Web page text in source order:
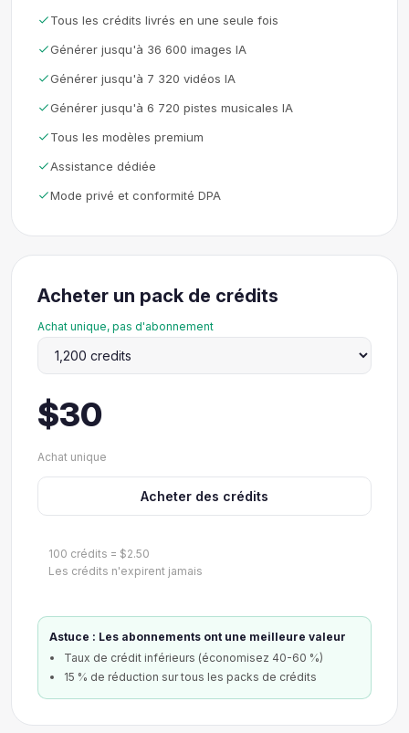
Tous les crédits livrés en une seule fois
Générer jusqu'à 36 600 images IA
Générer jusqu'à 7 320 vidéos IA
Générer jusqu'à 6 720 pistes musicales IA
Tous les modèles premium
Assistance dédiée
Mode privé et conformité DPA
Acheter un pack de crédits
Achat unique, pas d'abonnement
$30
Achat unique
Acheter des crédits
100 crédits = $2.50
Les crédits n'expirent jamais
Astuce : Les abonnements ont une meilleure valeur
Taux de crédit inférieurs (économisez 40-60 %)
15 % de réduction sur tous les packs de crédits